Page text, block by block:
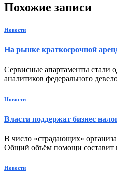
Похожие записи
Новости
На рынке краткосрочной
Сервисные апартаменты стали
аналитиков федерального
Новости
Власти поддержат бизнес
В число «страдающих»
Общий объём помощи составит
Новости